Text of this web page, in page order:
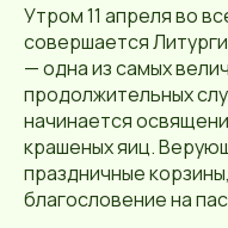
Утром 11 апреля во
совершается
— одна из самых
продолжительных
начинается
крашеных яиц.
праздничные
благословение на